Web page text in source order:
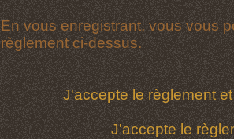
En vous enregistrant, vous vous
règlement ci-dessus.
J'accepte le règlement
J'accepte le